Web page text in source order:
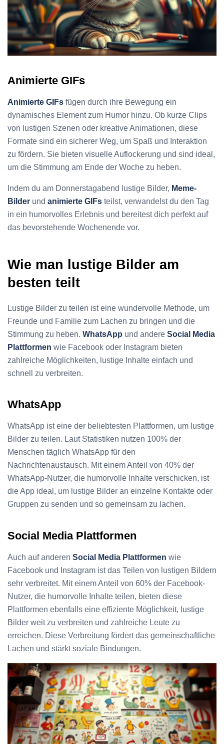
Animierte GIFs
Animierte GIFs fügen durch ihre Bewegung ein
dynamisches Element zum Humor hinzu. Ob kurze Clips
von lustigen Szenen oder kreative Animationen, diese
Formate sind ein sicherer Weg, um Spaß und Interaktion
zu fördern. Sie bieten visuelle Auflockerung und sind ideal,
um die Stimmung am Ende der Woche zu heben.
Indem du am Donnerstagabend lustige Bilder, Meme-
Bilder und animierte GIFs teilst, verwandelst du den Tag
in ein humorvolles Erlebnis und bereitest dich perfekt auf
das bevorstehende Wochenende vor.
Wie man lustige Bilder am
besten teilt
Lustige Bilder zu teilen ist eine wundervolle Methode, um
Freunde und Familie zum Lachen zu bringen und die
Stimmung zu heben. WhatsApp und andere Social Media
Plattformen wie Facebook oder Instagram bieten
zahlreiche Möglichkeiten, lustige Inhalte einfach und
schnell zu verbreiten.
WhatsApp
WhatsApp ist eine der beliebtesten Plattformen, um lustige
Bilder zu teilen. Laut Statistiken nutzen 100% der
Menschen täglich WhatsApp für den
Nachrichtenaustausch. Mit einem Anteil von 40% der
WhatsApp-Nutzer, die humorvolle Inhalte verschicken, ist
die App ideal, um lustige Bilder an einzelne Kontakte oder
Gruppen zu senden und so gemeinsam zu lachen.
Social Media Plattformen
Auch auf anderen Social Media Plattformen wie
Facebook und Instagram ist das Teilen von lustigen Bildern
sehr verbreitet. Mit einem Anteil von 60% der Facebook-
Nutzer, die humorvolle Inhalte teilen, bieten diese
Plattformen ebenfalls eine effiziente Möglichkeit, lustige
Bilder weit zu verbreiten und zahlreiche Leute zu
erreichen. Diese Verbreitung fördert das gemeinschaftliche
Lachen und stärkt soziale Bindungen.